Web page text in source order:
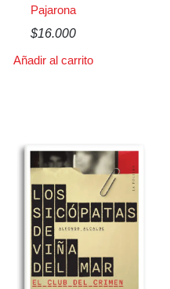
Pajarona
$16.000
Añadir al carrito